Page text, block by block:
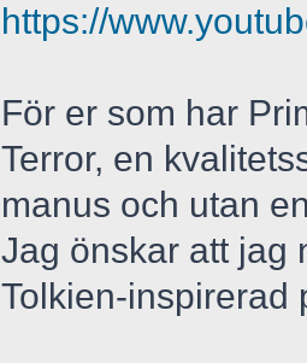
https://
För er som har
Terror, en
manus och utan
Jag önskar att jag
Tolkien-inspirerad